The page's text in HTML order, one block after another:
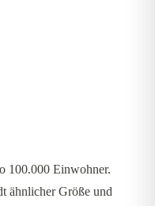
100.000 Einwohner.
ähnlicher Größe und